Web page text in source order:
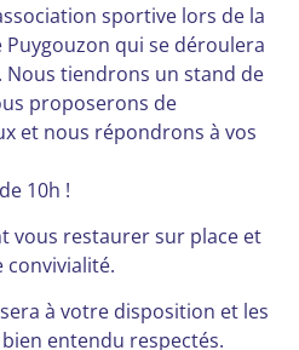
sportive lors de la
qui se déroulera
. Nous tiendrons un stand de
proposerons de
et nous répondrons à vos
10h !
vous restaurer sur place et
à votre disposition et les
entendu respectés.